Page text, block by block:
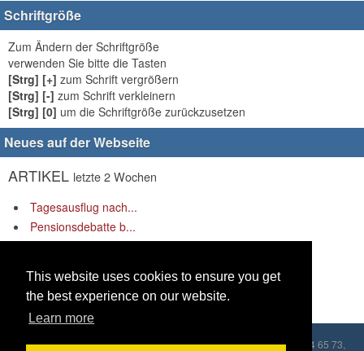
This website uses cookies to ensure you get
the best experience on our website.
Learn more
Schriftgröße
Zum Ändern der Schriftgröße
verwenden Sie bitte die Tasten
[Strg] [+] zum Schrift vergrößern
[Strg] [-] zum Schrift verkleinern
[Strg] [0] um die Schriftgröße zurückzusetzen
Neues auf der Webseite
ARTIKEL letzte 2 Wochen
Tagesausflug nach...
Pensionsdebatte b...
„Rüstung rauf – S...
LINKSletzte 2 Wochen
Es gibt keine Links anzuzeigen.
Copyleft © 2026 ZVPÖ, Praterstraße 54/8A, 1020 Wien, Tel.: 01/214 65 73,